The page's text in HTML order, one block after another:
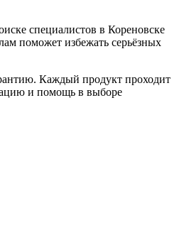
специалистов в Кореновске
поможет избежать серьёзных
Каждый продукт проходит
и помощь в выборе